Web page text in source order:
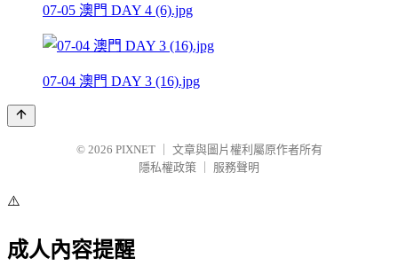
07-05 澳門 DAY 4 (6).jpg
07-04 澳門 DAY 3 (16).jpg
© 2026 PIXNET
文章與圖片權利屬原作者所有
隱私權政策
服務聲明
⚠️
成人內容提醒